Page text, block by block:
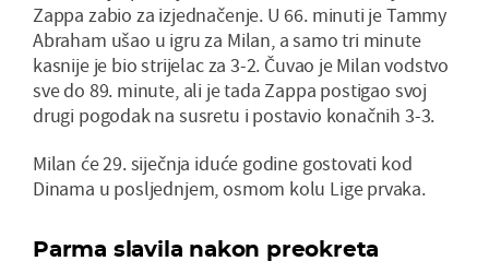
Zappa zabio za izjednačenje. U 66. minuti je Tammy
Abraham ušao u igru za Milan, a samo tri minute
kasnije je bio strijelac za 3-2. Čuvao je Milan vodstvo
sve do 89. minute, ali je tada Zappa postigao svoj
drugi pogodak na susretu i postavio konačnih 3-3.
Milan će 29. siječnja iduće godine gostovati kod
Dinama u posljednjem, osmom kolu Lige prvaka.
Parma slavila nakon preokreta